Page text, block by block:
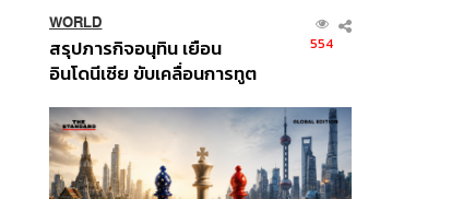
WORLD
สรุปภารกิจอนุทิน เยือน
อินโดนีเซีย ขับเคลื่อนการทูต
ส่วนยุทธศาสตร์ไทย –
อินโดนีเซีย
554